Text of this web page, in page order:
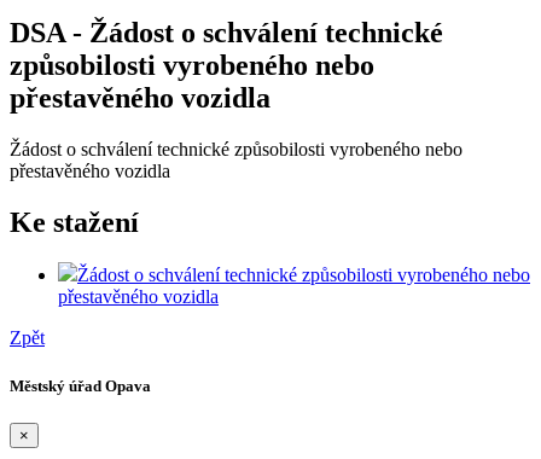
DSA - Žádost o schválení technické
způsobilosti vyrobeného nebo
přestavěného vozidla
Žádost o schválení technické způsobilosti vyrobeného nebo
přestavěného vozidla
Ke stažení
Žádost o schválení technické způsobilosti vyrobeného nebo
přestavěného vozidla
Zpět
Městský úřad Opava
×